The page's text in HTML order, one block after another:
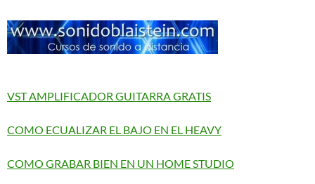
VST AMPLIFICADOR GUITARRA GRATIS
COMO ECUALIZAR EL BAJO EN EL HEAVY
COMO GRABAR BIEN EN UN HOME STUDIO